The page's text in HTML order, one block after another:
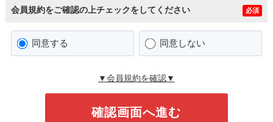
会員規約をご確認の上チェックをしてください 必須
同意する 同意しない
▼会員規約を確認▼